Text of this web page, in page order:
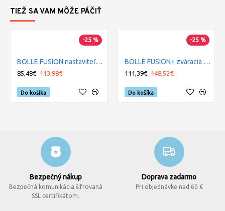
TIEŽ SA VAM MÔŽE PÁČIŤ
-25 %
BOLLE FUSION nastaviteľný filter
85,48€ 113,98€
Do košíka
-25 %
BOLLE FUSION+ zváracia maska
111,39€ 148,52€
Do košíka
Bezpečný nákup
Bezpečná komunikácia šifrovaná
SSL certifikátom.
Doprava zadarmo
Pri objednávke nad 60 €